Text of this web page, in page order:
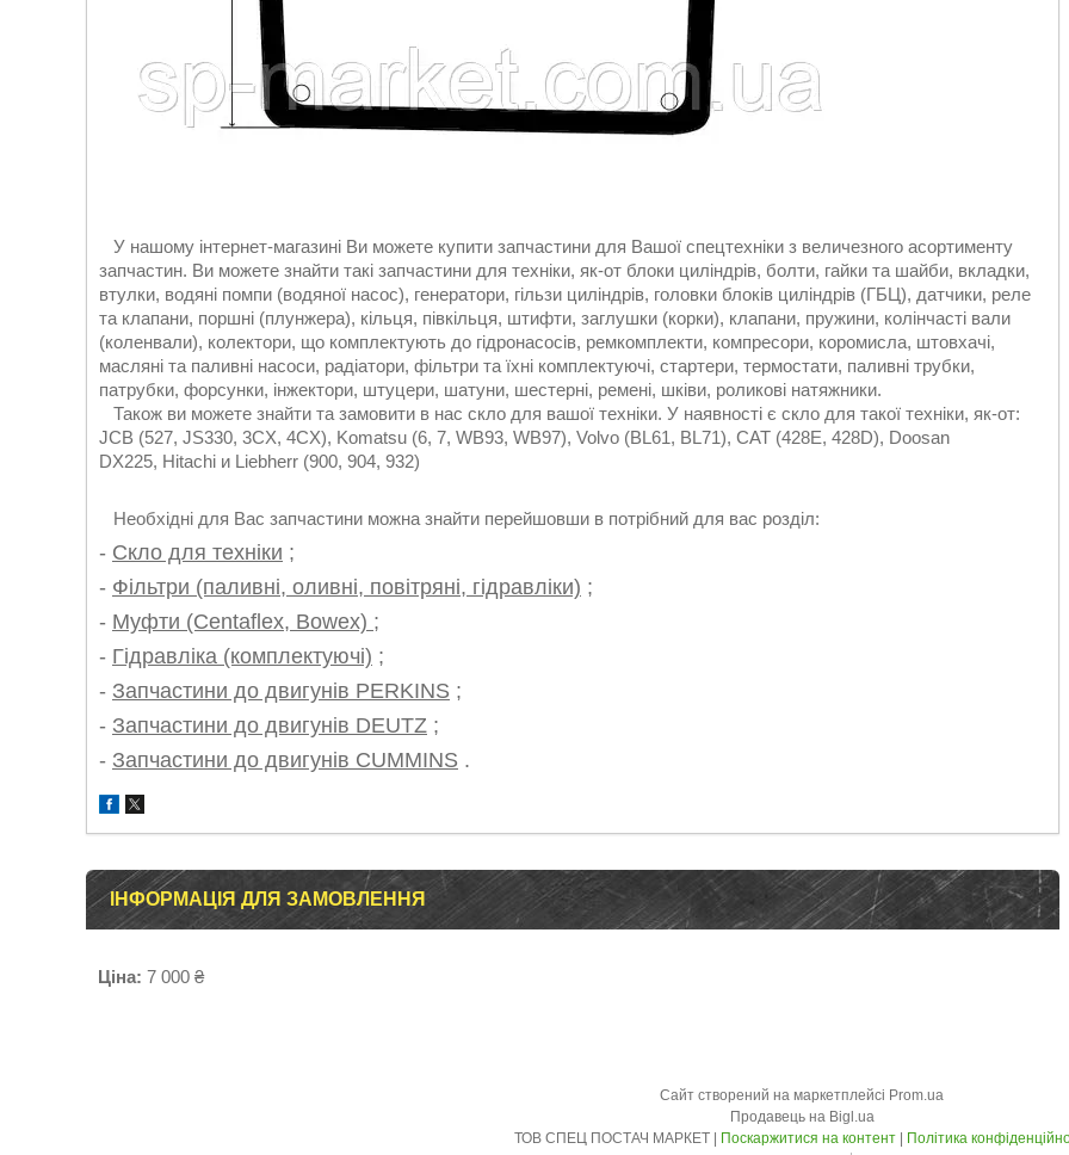
У нашому інтернет-магазині Ви можете купити запчастини для Вашої спецтехніки з величезного асортименту
запчастин. Ви можете знайти такі запчастини для техніки, як-от блоки циліндрів, болти, гайки та шайби, вкладки,
втулки, водяні помпи (водяної насос), генератори, гільзи циліндрів, головки блоків циліндрів (ГБЦ), датчики, реле
та клапани, поршні (плунжера), кільця, півкільця, штифти, заглушки (корки), клапани, пружини, колінчасті вали
(коленвали), колектори, що комплектують до гідронасосів, ремкомплекти, компресори, коромисла, штовхачі,
масляні та паливні насоси, радіатори, фільтри та їхні комплектуючі, стартери, термостати, паливні трубки,
патрубки, форсунки, інжектори, штуцери, шатуни, шестерні, ремені, шківи, роликові натяжники.
Також ви можете знайти та замовити в нас скло для вашої техніки. У наявності є скло для такої техніки, як-от:
JCB (527, JS330, 3CX, 4CX), Komatsu (6, 7, WB93, WB97), Volvo (BL61, BL71), CAT (428E, 428D), Doosan
DX225, Hitachi и Liebherr (900, 904, 932)
Необхідні для Вас запчастини можна знайти перейшовши в потрібний для вас розділ:
- Скло для техніки ;
- Фільтри (паливні, оливні, повітряні, гідравліки) ;
- Муфти (Centaflex, Bowex) ;
- Гідравліка (комплектуючі) ;
- Запчастини до двигунів PERKINS ;
- Запчастини до двигунів DEUTZ ;
- Запчастини до двигунів CUMMINS .
ІНФОРМАЦІЯ ДЛЯ ЗАМОВЛЕННЯ
Ціна: 7 000 ₴
Сайт створений на маркетплейсі Prom.ua
Продавець на Bigl.ua
Поскаржитися на контент
Політика